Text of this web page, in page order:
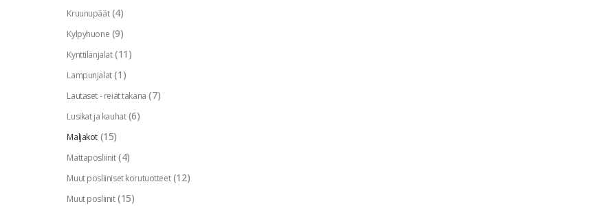
Kruunupäät (4)
Kylpyhuone (9)
Kynttilänjalat (11)
Lampunjalat (1)
Lautaset - reiät takana (7)
Lusikat ja kauhat (6)
Maljakot (15)
Mattaposliinit (4)
Muut posliiniset korutuotteet (12)
Muut posliinit (15)